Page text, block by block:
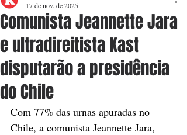
Comunista Jeannette Jara
e ultradireitista Kast
disputarão a presidência
do Chile
17 de nov. de 2025
Com 77% das urnas apuradas no
Chile, a comunista Jeannette Jara,